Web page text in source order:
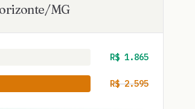
/MG
R$ 1.865
R$2.595